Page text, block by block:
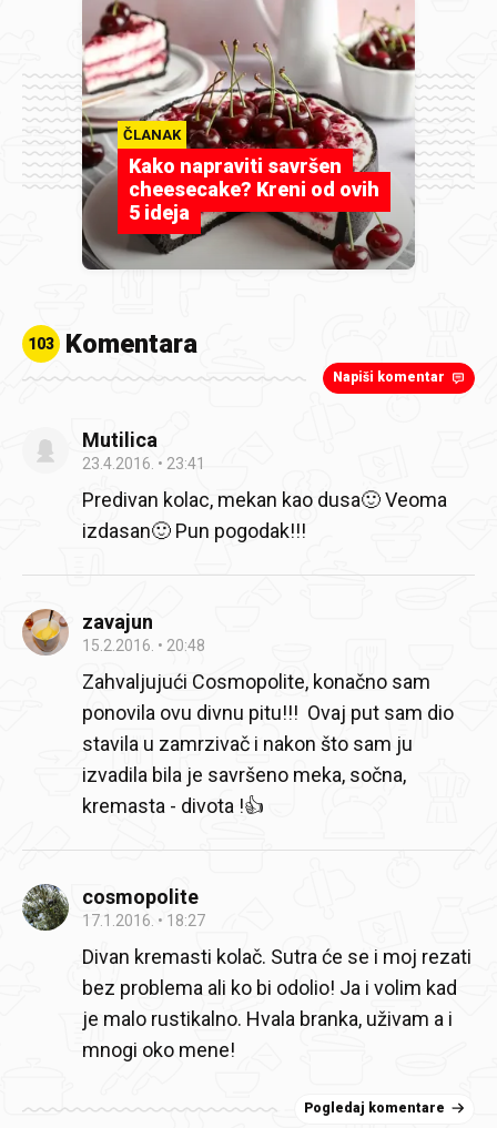
ČLANAK
Kako napraviti savršen
cheesecake? Kreni od ovih
5 ideja
103 Komentara
Napiši komentar
Mutilica
23.4.2016. 23:41
Predivan kolac, mekan kao dusa🙂 Veoma
izdasan🙂 Pun pogodak!!!
zavajun
15.2.2016. 20:48
Zahvaljujući Cosmopolite, konačno sam
ponovila ovu divnu pitu!!! Ovaj put sam dio
stavila u zamrzivač i nakon što sam ju
izvadila bila je savršeno meka, sočna,
kremasta - divota !👍
cosmopolite
17.1.2016. 18:27
Divan kremasti kolač. Sutra će se i moj rezati
bez problema ali ko bi odolio! Ja i volim kad
je malo rustikalno. Hvala branka, uživam a i
mnogi oko mene!
Pogledaj komentare